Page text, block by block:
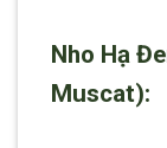
Nho Hạ
Muscat):